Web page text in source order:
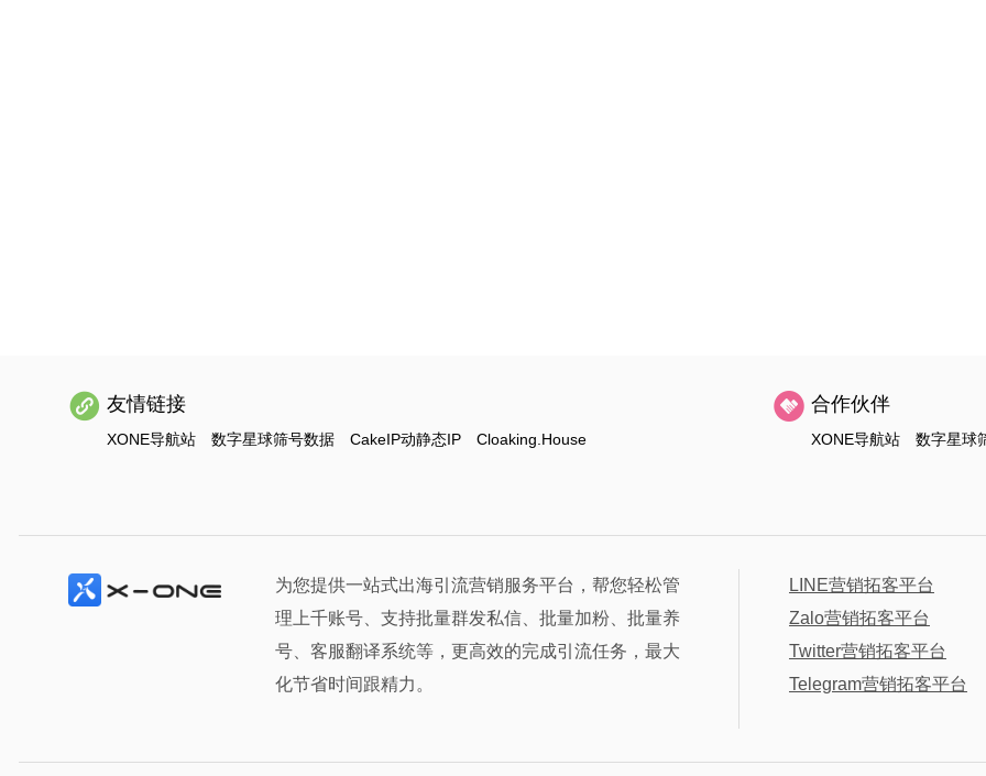
友情链接
XONE导航站 数字星球筛号数据 CakeIP动静态IP Cloaking.House
合作伙伴
XONE导航站 数字星球
为您提供一站式出海引流营销服务平台，帮您轻松管
理上千账号、支持批量群发私信、批量加粉、批量养
号、客服翻译系统等，更高效的完成引流任务，最大
化节省时间跟精力。
LINE营销拓客平台
Zalo营销拓客平台
Twitter营销拓客平台
Telegram营销拓客平台